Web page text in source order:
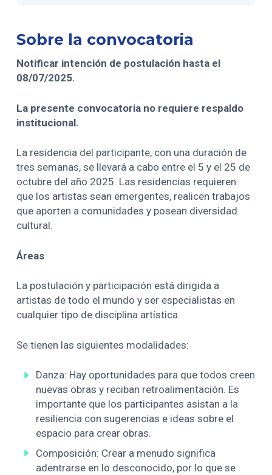
Sobre la convocatoria
Notificar intención de postulación hasta el
08/07/2025.
La presente convocatoria no requiere respaldo
institucional.
La residencia del participante, con una duración de
tres semanas, se llevará a cabo entre el 5 y el 25 de
octubre del año 2025. Las residencias requieren
que los artistas sean emergentes, realicen trabajos
que aporten a comunidades y posean diversidad
cultural.
Áreas
La postulación y participación está dirigida a
artistas de todo el mundo y ser especialistas en
cualquier tipo de disciplina artística.
Se tienen las siguientes modalidades:
Danza: Hay oportunidades para que todos creen
nuevas obras y reciban retroalimentación. Es
importante que los participantes asistan a la
resiliencia con sugerencias e ideas sobre el
espacio para crear obras.
Composición: Crear a menudo significa
adentrarse en lo desconocido, por lo que se